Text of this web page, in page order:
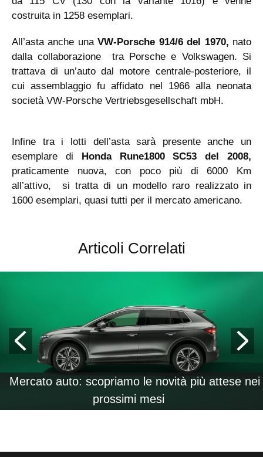
costruita in 1258 esemplari.
All’asta anche unaVW-Porsche 914/6 del 1970, nato
dalla collaborazione tra Porsche e Volkswagen. Si
trattava di un’auto dal motore centrale-posteriore, il
cui assemblaggio fu affidato nel 1966 alla neonata
società VW-Porsche Vertriebsgesellschaft mbH.
Infine tra i lotti dell’asta sarà presente anche un
esemplare di Honda Rune1800 SC53 del 2008,
praticamente nuova, con poco più di 6000 Km
all’attivo, si tratta di un modello raro realizzato in
1600 esemplari, quasi tutti per il mercato americano.
Articoli Correlati
Mercato auto: scopriamo le novità più attese nei
prossimi mesi